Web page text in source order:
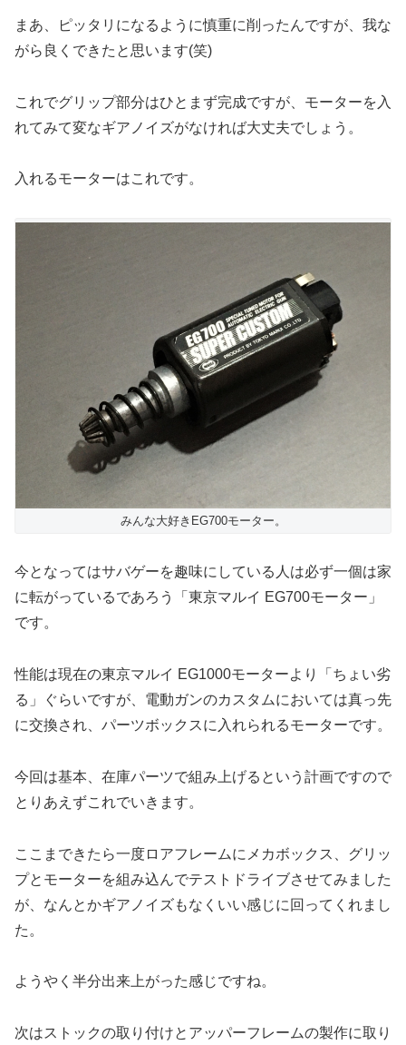
まあ、ピッタリになるように慎重に削ったんですが、我な
がら良くできたと思います(笑)
これでグリップ部分はひとまず完成ですが、モーターを入
れてみて変なギアノイズがなければ大丈夫でしょう。
入れるモーターはこれです。
みんな大好きEG700モーター。
今となってはサバゲーを趣味にしている人は必ず一個は家
に転がっているであろう「東京マルイ EG700モーター」
です。
性能は現在の東京マルイ EG1000モーターより「ちょい劣
る」ぐらいですが、電動ガンのカスタムにおいては真っ先
に交換され、パーツボックスに入れられるモーターです。
今回は基本、在庫パーツで組み上げるという計画ですので
とりあえずこれでいきます。
ここまできたら一度ロアフレームにメカボックス、グリッ
プとモーターを組み込んでテストドライブさせてみました
が、なんとかギアノイズもなくいい感じに回ってくれまし
た。
ようやく半分出来上がった感じですね。
次はストックの取り付けとアッパーフレームの製作に取り